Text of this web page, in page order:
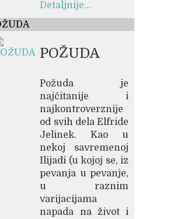
Detaljnije...
POŽUDA
Požuda je
najčitanije i
najkontroverznije
od svih dela Elfride
Jelinek. Kao u
nekoj savremenoj
Ilijadi (u kojoj se, iz
pevanja u pevanje,
u raznim
varijacijama
napada na život i